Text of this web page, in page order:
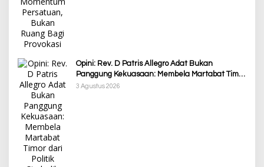
Opini: Rev. D Patris Allegro Adat Bukan
Panggung Kekuasaan: Membela Martabat Timor
dari Politik Simbolik
3 Agustus 2026